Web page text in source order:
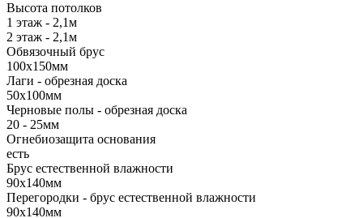
Высота потолков
1 этаж - 2,1м
2 этаж - 2,1м
Обвязочный брус
100х150мм
Лаги - обрезная доска
50х100мм
Черновые полы - обрезная доска
20 - 25мм
Огнебиозащита основания
есть
Брус естественной влажности
90х140мм
Перегородки - брус естественной влажности
90х140мм